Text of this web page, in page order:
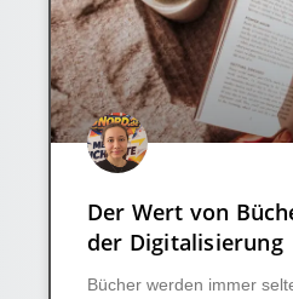
Der Wert von
der Digitalisierung
Bücher werden immer